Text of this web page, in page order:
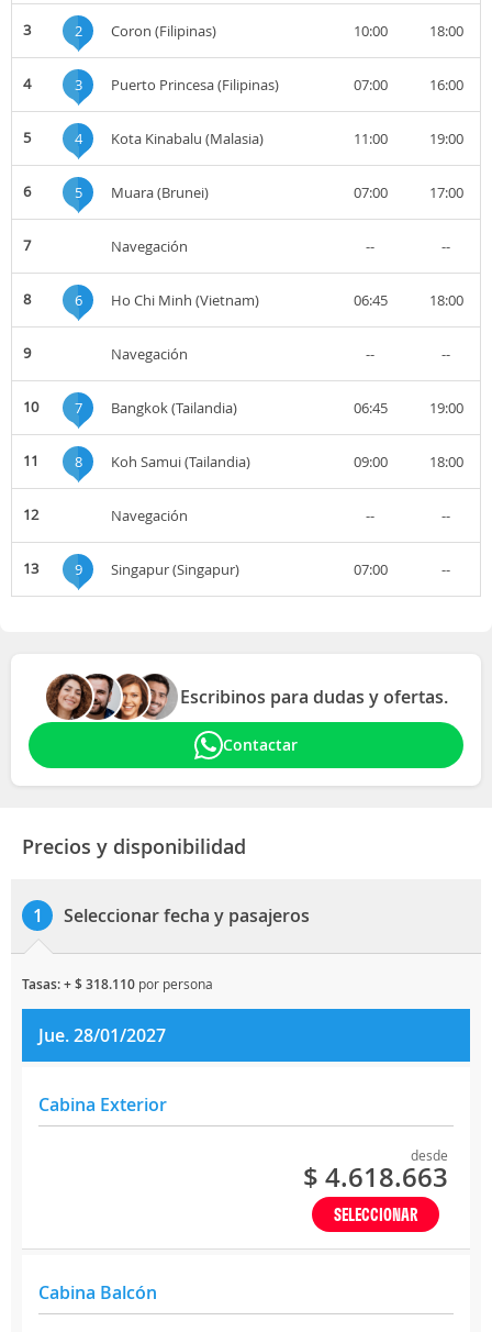
3 2 Coron (Filipinas) 10:00 18:00
4 3 Puerto Princesa (Filipinas) 07:00 16:00
5 4 Kota Kinabalu (Malasia) 11:00 19:00
6 5 Muara (Brunei) 07:00 17:00
7 Navegación -- --
8 6 Ho Chi Minh (Vietnam) 06:45 18:00
9 Navegación -- --
10 7 Bangkok (Tailandia) 06:45 19:00
11 8 Koh Samui (Tailandia) 09:00 18:00
12 Navegación -- --
13 9 Singapur (Singapur) 07:00 --
Escribinos para dudas y ofertas.
Contactar
Precios y disponibilidad
1 Seleccionar fecha y pasajeros
tasas: + $ 318.110 por persona
Jue. 28/01/2027
Cabina Exterior
desde
$ 4.618.663
SELECCIONAR
Cabina Balcón